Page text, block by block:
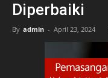
Diperbaiki
By admin - April 23, 2024